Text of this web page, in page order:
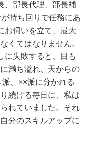
、部長代理、部長補
持ち回りで任務にあ
お伺いを立て、最大
くてはなりません。
に失敗すると、目も
満ち溢れ、天からの
、××派に分かれる
続ける毎日に、私は
れていました。それ
分のスキルアップに